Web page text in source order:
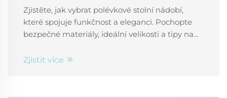
Zjistěte, jak vybrat polévkové stolní nádobí,
které spojuje funkčnost a eleganci. Pochopte
bezpečné materiály, ideální velikosti a tipy na
dokonalý talíř na polévku ještě dnes.
Zjistit více